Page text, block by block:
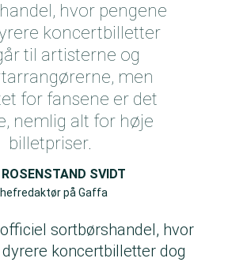
hvor pengene
koncertbilletter
til artisterne og
men
for fansene er det
nemlig alt for høje
billetpriser.
SVIDT
på Gaffa
sortbørshandel, hvor
koncertbilletter dog